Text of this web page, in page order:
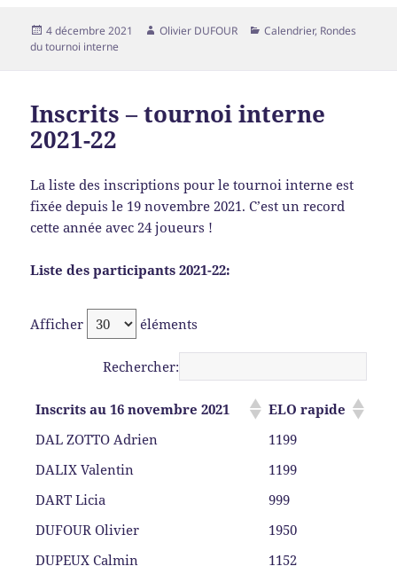
4 décembre 2021 Olivier DUFOUR Calendrier, Rondes
du tournoi interne
Inscrits – tournoi interne
2021-22
La liste des inscriptions pour le tournoi interne est
fixée depuis le 19 novembre 2021. C’est un record
cette année avec 24 joueurs !
Liste des participants 2021-22:
Afficher éléments
Rechercher:
Inscrits au 16 novembre 2021
ELO rapide
DAL ZOTTO Adrien
1199
DALIX Valentin
1199
DART Licia
999
DUFOUR Olivier
1950
DUPEUX Calmin
1152